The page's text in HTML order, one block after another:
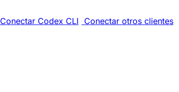
Conectar Codex CLI
Conectar otros clientes